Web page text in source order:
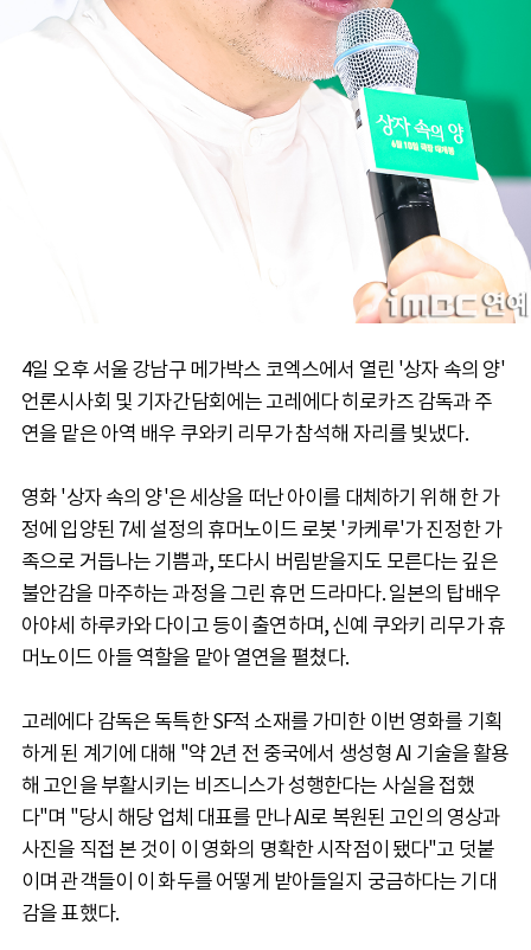
4일 오후 서울 강남구 메가박스 코엑스에서 열린 '상자 속의 양'
언론시사회 및 기자간담회에는 고레에다 히로카즈 감독과 주
연을 맡은 아역 배우 쿠와키 리무가 참석해 자리를 빛냈다.
영화 '상자 속의 양'은 세상을 떠난 아이를 대체하기 위해 한 가
정에 입양된 7세 설정의 휴머노이드 로봇 '카케루'가 진정한 가
족으로 거듭나는 기쁨과, 또다시 버림받을지도 모른다는 깊은
불안감을 마주하는 과정을 그린 휴먼 드라마다. 일본의 탑배우
아야세 하루카와 다이고 등이 출연하며, 신예 쿠와키 리무가 휴
머노이드 아들 역할을 맡아 열연을 펼쳤다.
고레에다 감독은 독특한 SF적 소재를 가미한 이번 영화를 기획
하게 된 계기에 대해 "약 2년 전 중국에서 생성형 AI 기술을 활용
해 고인을 부활시키는 비즈니스가 성행한다는 사실을 접했
다"며 "당시 해당 업체 대표를 만나 AI로 복원된 고인의 영상과
사진을 직접 본 것이 이 영화의 명확한 시작점이 됐다"고 덧붙
이며 관객들이 이 화두를 어떻게 받아들일지 궁금하다는 기대
감을 표했다.